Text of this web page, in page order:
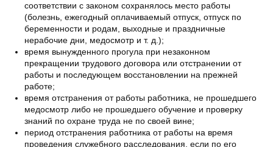
соответствии с законом сохранялось место работы
(болезнь, ежегодный оплачиваемый отпуск, отпуск по
беременности и родам, выходные и праздничные
нерабочие дни, медосмотр и т. д.);
время вынужденного прогула при незаконном
прекращении трудового договора или отстранении от
работы и последующем восстановлении на прежней
работе;
время отстранения от работы работника, не прошедшего
медосмотр либо не прошедшего обучение и проверку
знаний по охране труда не по своей вине;
период отстранения работника от работы на время
проведения служебного расследования, если по его